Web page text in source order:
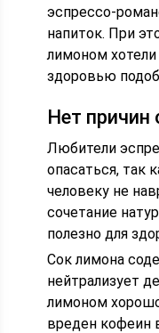
эспрессо-
напиток. При
лимоном
здоровью
Нет причин
Любители
опасаться, так
человеку не
сочетание
полезно для
Сок лимона
нейтрализует
лимоном
вреден кофеин